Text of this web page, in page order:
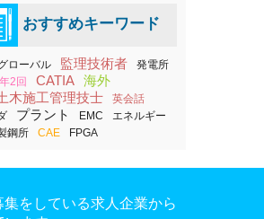
おすすめキーワード
ローバル 監理技術者
発電所
2回
CATIA 海外
木施工管理技士
英会話
プラント EMC
エネルギー
鋼所
CAE FPGA
をしている求人企業から